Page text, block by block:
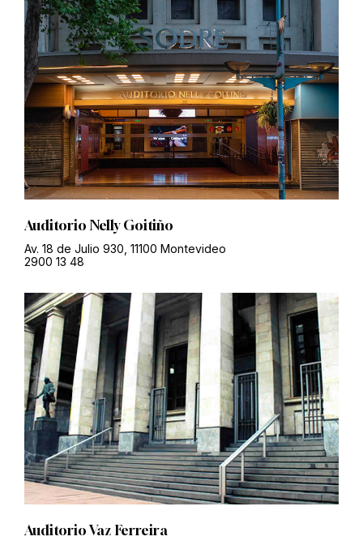
Auditorio Nelly Goitiño
Av. 18 de Julio 930, 11100 Montevideo
2900 13 48
Auditorio Vaz Ferreira